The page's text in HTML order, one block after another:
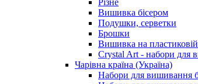
Вишивка бісером
Подушки, серветки
Брошки
Вишивка на пластиковій
Crystal Art - набори для
Чарівна країна (Україна)
Набори для вишивання